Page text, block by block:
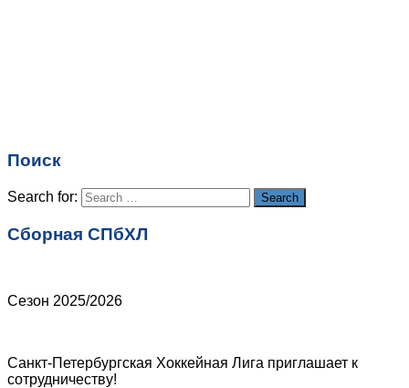
Поиск
Search for: Search
Сборная СПбХЛ
Сезон 2025/2026
Санкт-Петербургская Хоккейная Лига приглашает к
сотрудничеству!